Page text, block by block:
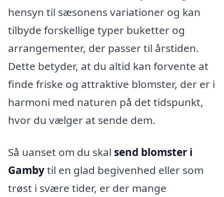
hensyn til sæsonens variationer og kan
tilbyde forskellige typer buketter og
arrangementer, der passer til årstiden.
Dette betyder, at du altid kan forvente at
finde friske og attraktive blomster, der er i
harmoni med naturen på det tidspunkt,
hvor du vælger at sende dem.
Så uanset om du skal send blomster i
Gambytil en glad begivenhed eller som
trøst i svære tider, er der mange